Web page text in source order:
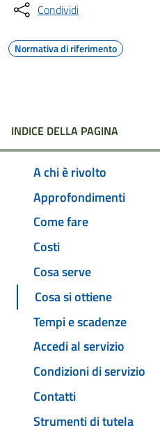
Condividi
Normativa di riferimento
INDICE DELLA PAGINA
A chi è rivolto
Approfondimenti
Come fare
Costi
Cosa serve
Cosa si ottiene
Tempi e scadenze
Accedi al servizio
Condizioni di servizio
Contatti
Strumenti di tutela